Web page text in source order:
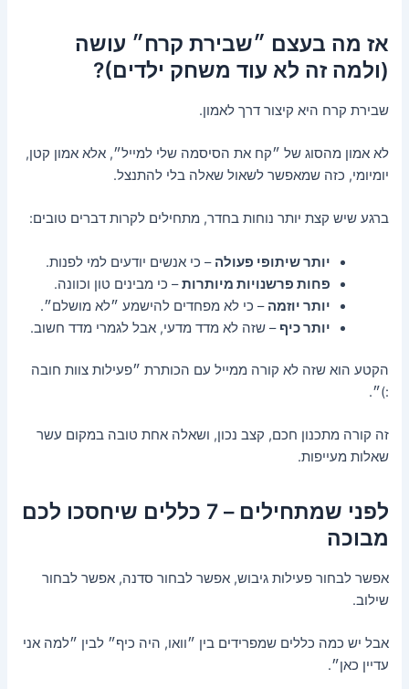
אז מה בעצם ״שבירת קרח״ עושה
(ולמה זה לא עוד משחק ילדים)?
שבירת קרח היא קיצור דרך לאמון.
לא אמון מהסוג של ״קח את הסיסמה שלי למייל״, אלא אמון קטן,
יומיומי, כזה שמאפשר לשאול שאלה בלי להתנצל.
ברגע שיש קצת יותר נוחות בחדר, מתחילים לקרות דברים טובים:
יותר שיתופי פעולה – כי אנשים יודעים למי לפנות.
פחות פרשנויות מיותרות– כי מבינים טון וכוונה.
יותר יוזמה – כי לא מפחדים להישמע ״לא מושלם״.
יותר כיף – שזה לא מדד מדעי, אבל לגמרי מדד חשוב.
הקטע הוא שזה לא קורה ממייל עם הכותרת ״פעילות צוות חובה
:)״.
זה קורה מתכנון חכם, קצב נכון, ושאלה אחת טובה במקום עשר
שאלות מעייפות.
לפני שמתחילים – 7 כללים שיחסכו לכם
מבוכה
אפשר לבחור פעילות גיבוש, אפשר לבחור סדנה, אפשר לבחור
שילוב.
אבל יש כמה כללים שמפרידים בין ״וואו, היה כיף״ לבין ״למה אני
עדיין כאן״.